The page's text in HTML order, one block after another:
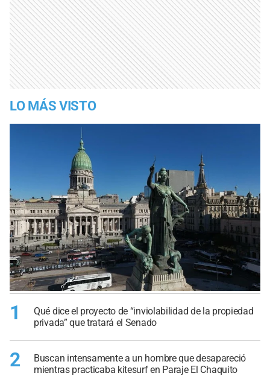
LO MÁS VISTO
1
Qué dice el proyecto de “inviolabilidad de la propiedad
privada” que tratará el Senado
2
Buscan intensamente a un hombre que desapareció
mientras practicaba kitesurf en Paraje El Chaquito